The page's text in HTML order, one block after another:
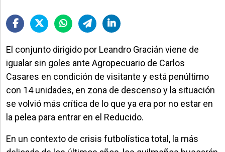
El conjunto dirigido por Leandro Gracián viene de
igualar sin goles ante Agropecuario de Carlos
Casares en condición de visitante y está penúltimo
con 14 unidades, en zona de descenso y la situación
se volvió más crítica de lo que ya era por no estar en
la pelea para entrar en el Reducido.
En un contexto de crisis futbolística total, la más